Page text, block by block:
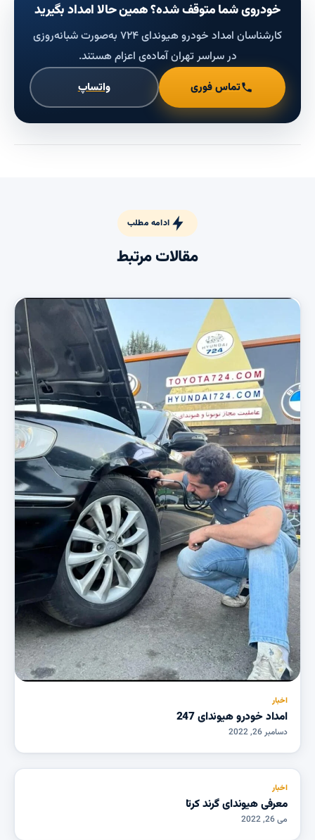
خودروی شما متوقف شده؟ همین حالا امداد بگیرید
کارشناسان امداد خودرو هیوندای ۷۲۴ به‌صورت شبانه‌روزی
در سراسر تهران آماده‌ی اعزام هستند.
تماس فوری واتساپ
ادامه مطلب
مقالات مرتبط
اخبار
امداد خودرو هیوندای 247
دسامبر 26, 2022
اخبار
معرفی هیوندای گرند کرتا
می 26, 2022